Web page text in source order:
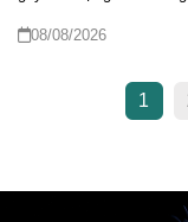
thì Sunset Town chính
08/08/2026
1